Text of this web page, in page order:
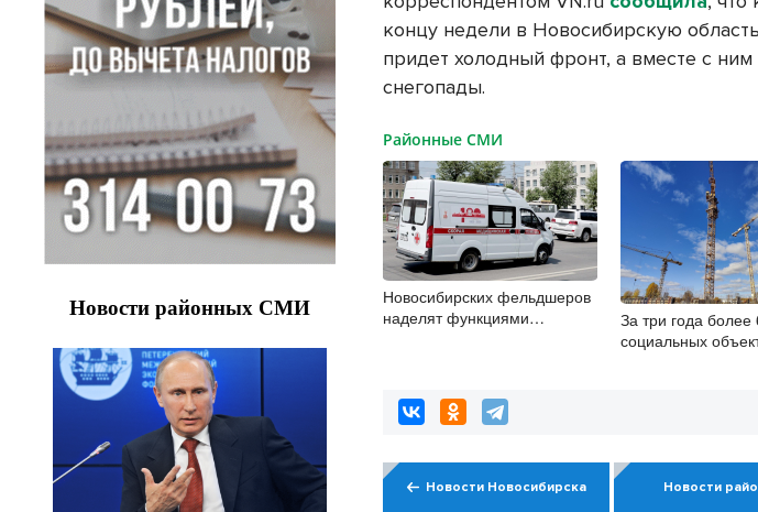
концу недели в Новосибирскую область
придет холодный фронт, а вместе с ним
снегопады.
Районные СМИ
Новосибирских фельдшеров
наделят функциями
За три года более
социальных
Новости Новосибирска Новости